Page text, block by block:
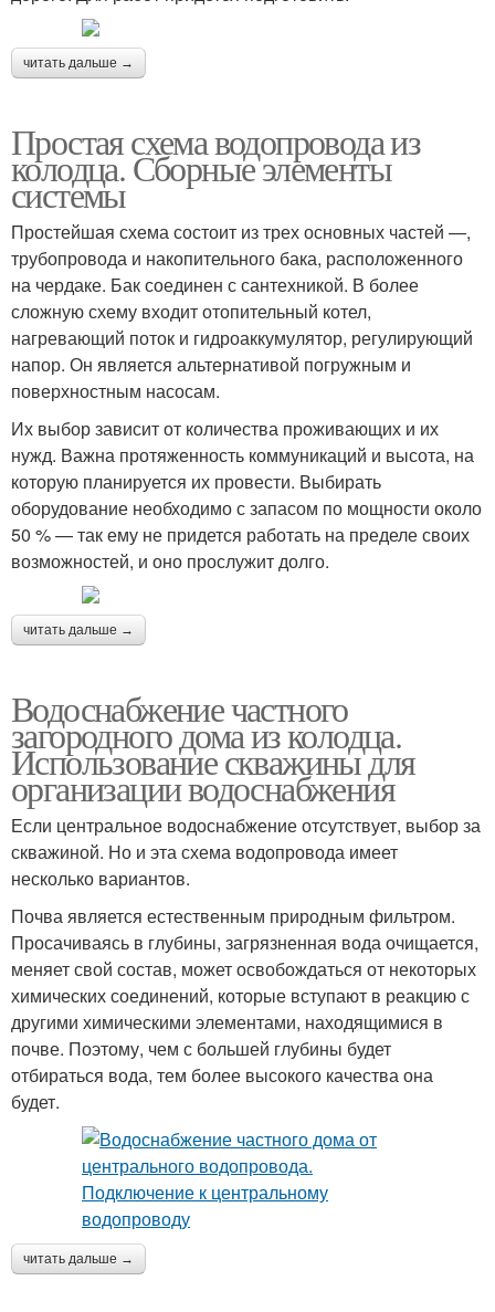
читать дальше →
Простая схема водопровода из
колодца. Сборные элементы
системы
Простейшая схема состоит из трех основных частей —,
трубопровода и накопительного бака, расположенного
на чердаке. Бак соединен с сантехникой. В более
сложную схему входит отопительный котел,
нагревающий поток и гидроаккумулятор, регулирующий
напор. Он является альтернативой погружным и
поверхностным насосам.
Их выбор зависит от количества проживающих и их
нужд. Важна протяженность коммуникаций и высота, на
которую планируется их провести. Выбирать
оборудование необходимо с запасом по мощности около
50 % — так ему не придется работать на пределе своих
возможностей, и оно прослужит долго.
читать дальше →
Водоснабжение частного
загородного дома из колодца.
Использование скважины для
организации водоснабжения
Если центральное водоснабжение отсутствует, выбор за
скважиной. Но и эта схема водопровода имеет
несколько вариантов.
Почва является естественным природным фильтром.
Просачиваясь в глубины, загрязненная вода очищается,
меняет свой состав, может освобождаться от некоторых
химических соединений, которые вступают в реакцию с
другими химическими элементами, находящимися в
почве. Поэтому, чем с большей глубины будет
отбираться вода, тем более высокого качества она
будет.
читать дальше →